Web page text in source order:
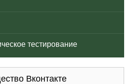
тестирование
Вконтакте